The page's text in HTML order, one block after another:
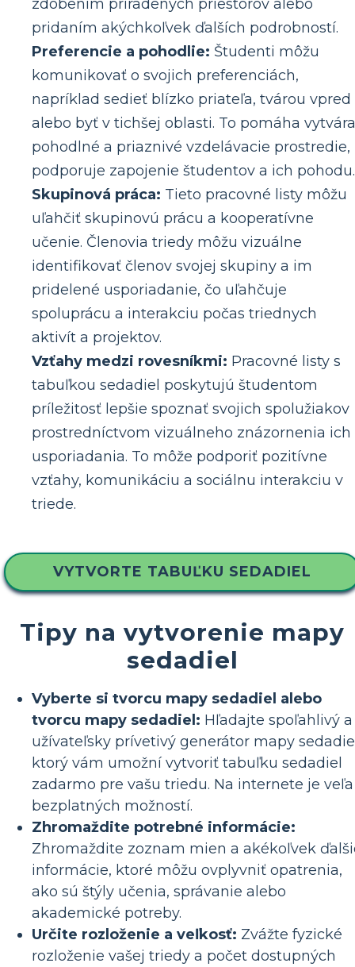
zdobením priradených priestorov alebo
pridaním akýchkoľvek ďalších podrobností.
Preferencie a pohodlie: Študenti môžu
komunikovať o svojich preferenciách,
napríklad sedieť blízko priateľa, tvárou vpred
alebo byť v tichšej oblasti. To pomáha
pohodlné a priaznivé vzdelávacie prostredie,
podporuje zapojenie študentov a ich pohodu.
Skupinová práca: Tieto pracovné listy môžu
uľahčiť skupinovú prácu a kooperatívne
učenie. Členovia triedy môžu vizuálne
identifikovať členov svojej skupiny a im
pridelené usporiadanie, čo uľahčuje
spoluprácu a interakciu počas triednych
aktivít a projektov.
Vzťahy medzi rovesníkmi: Pracovné listy s
tabuľkou sedadiel poskytujú študentom
príležitosť lepšie spoznať svojich spolužiakov
prostredníctvom vizuálneho znázornenia ich
usporiadania. To môže podporiť pozitívne
vzťahy, komunikáciu a sociálnu interakciu v
triede.
VYTVORTE TABUĽKU SEDADIEL
Tipy na vytvorenie mapy
sedadiel
Vyberte si tvorcu mapy sedadiel alebo
tvorcu mapy sedadiel: Hľadajte spoľahlivý a
užívateľsky prívetivý generátor mapy
ktorý vám umožní vytvoriť tabuľku sedadiel
zadarmo pre vašu triedu. Na internete je veľa
bezplatných možností.
Zhromaždite potrebné informácie:
Zhromaždite zoznam mien a akékoľvek
informácie, ktoré môžu ovplyvniť opatrenia,
ako sú štýly učenia, správanie alebo
akademické potreby.
Určite rozloženie a veľkosť: Zvážte fyzické
rozloženie vašej triedy a počet dostupných